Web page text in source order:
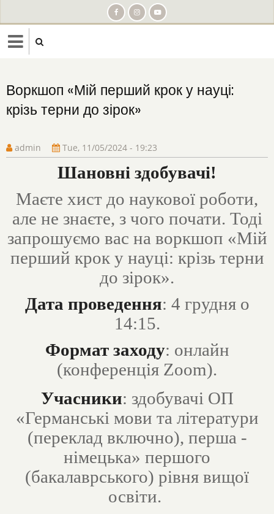
to
main
content
Воркшоп «Мій перший крок у науці:
крізь терни до зірок»
admin Tue, 11/05/2024 - 19:23
Шановні здобувачі!
Маєте хист до наукової роботи,
але не знаєте, з чого почати. Тоді
запрошуємо вас на воркшоп «Мій
перший крок у науці: крізь терни
до зірок».
Дата проведення: 4 грудня о
14:15.
Формат заходу: онлайн
(конференція Zoom).
Учасники: здобувачі ОП
«Германські мови та літератури
(переклад включно), перша -
німецька» першого
(бакалаврського) рівня вищої
освіти.